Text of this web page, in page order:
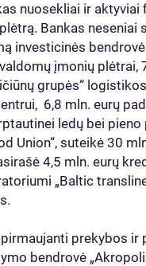
nuosekliai ir aktyviai
Bankas neseniai
investicinės
įmonių plėtrai,
grupės“
6,8 mln. eurų
ledų bei
Union“, suteikė 30
4,5 mln. eurų
„Baltic
prekybos ir
bendrovė